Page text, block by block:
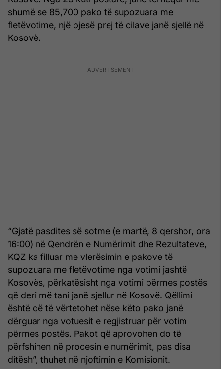
shumë se 85,700 pako të supozuara me
fletëvotime, një pjesë prej të cilave janë sjellë në
Kosovë.
“Gjatë pasdites së sotme (e martë, 8 qershor, ora
16:00) në Qendrën e Numërimit dhe Rezultateve,
KQZ ka filluar me vlerësimin e pakove të
supozuara me fletëvotime nga votimi jashtë
Kosovës, përkatësisht nga votimi përmes postës
që deri më tani janë sjellur në Kosovë. Qëllimi
është që të vërtetohet nëse këto pako janë
dërguar nga votuesit e regjistruar për votim
përmes postës. Pakot që aprovohen do të
përfshihen në procesin e numërimit, pas disa
ditësh”, thuhet në njoftimin e Komisionit.